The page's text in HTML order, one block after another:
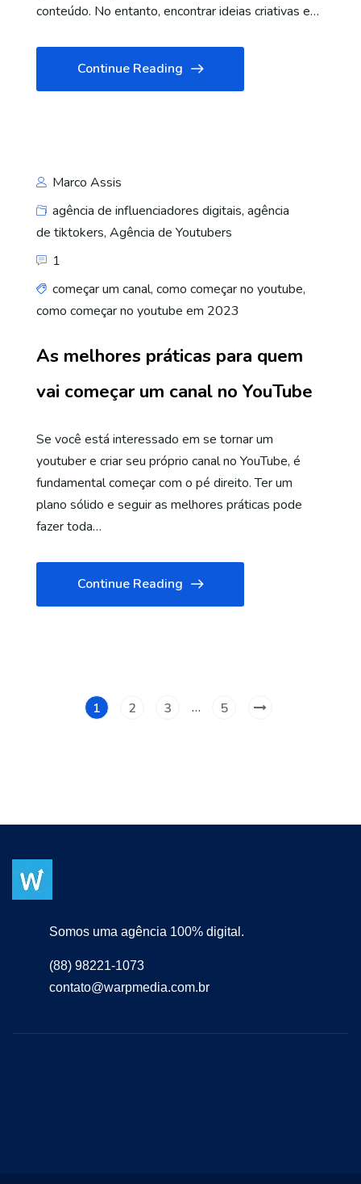
conteúdo. No entanto, encontrar ideias criativas e…
Continue Reading
Marco Assis
agência de influenciadores digitais, agência
de tiktokers, Agência de Youtubers
1
começar um canal, como começar no youtube,
como começar no youtube em 2023
As melhores práticas para quem
vai começar um canal no YouTube
Se você está interessado em se tornar um
youtuber e criar seu próprio canal no YouTube, é
fundamental começar com o pé direito. Ter um
plano sólido e seguir as melhores práticas pode
fazer toda…
Continue Reading
1 2 3 … 5
Somos uma agência 100% digital.
(88) 98221-1073
contato@warpmedia.com.br